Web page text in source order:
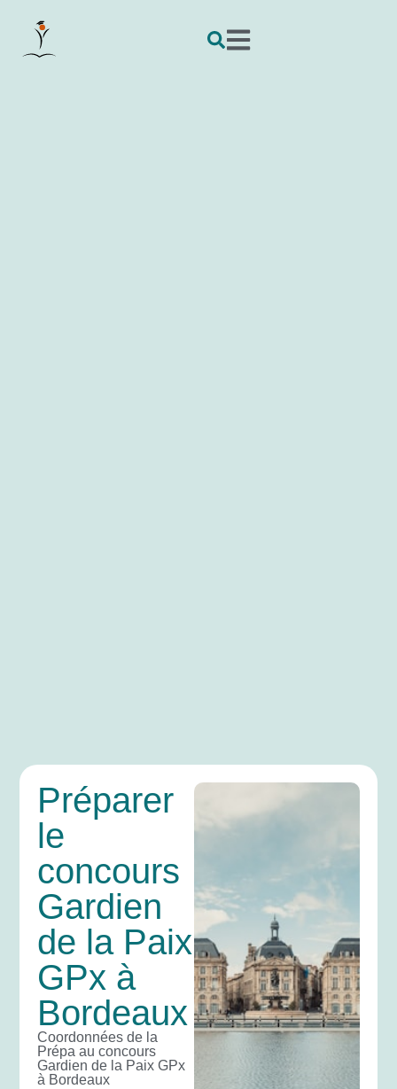
Préparer
le
concours
Gardien
de la Paix
GPx à
Bordeaux
Coordonnées de la
Prépa au concours
Gardien de la Paix GPx
à Bordeaux